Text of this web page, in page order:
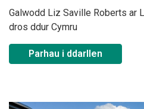
Galwodd Liz Saville Roberts ar
dros ddur Cymru
Parhau i ddarllen